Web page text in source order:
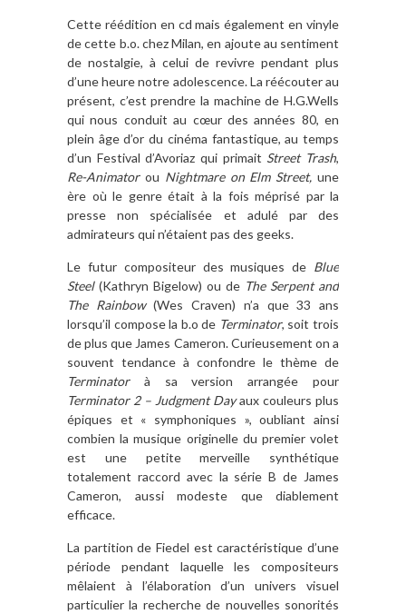
Cette réédition en cd mais également en vinyle
de cette b.o. chez Milan, en ajoute au sentiment
de nostalgie, à celui de revivre pendant plus
d’une heure notre adolescence. La réécouter au
présent, c’est prendre la machine de H.G.Wells
qui nous conduit au cœur des années 80, en
plein âge d’or du cinéma fantastique, au temps
d’un Festival d’Avoriaz qui primait Street Trash,
Re-Animatorou Nightmare on Elm Street, une
ère où le genre était à la fois méprisé par la
presse non spécialisée et adulé par des
admirateurs qui n’étaient pas des geeks.
Le futur compositeur des musiques de Blue
Steel(Kathryn Bigelow) ou de The Serpent and
The Rainbow(Wes Craven) n’a que 33 ans
lorsqu’il compose la b.o de Terminator, soit trois
de plus que James Cameron. Curieusement on a
souvent tendance à confondre le thème de
Terminatorà sa version arrangée pour
Terminator 2 – Judgment Dayaux couleurs plus
épiques et « symphoniques », oubliant ainsi
combien la musique originelle du premier volet
est une petite merveille synthétique
totalement raccord avec la série B de James
Cameron, aussi modeste que diablement
efficace.
La partition de Fiedel est caractéristique d’une
période pendant laquelle les compositeurs
mêlaient à l’élaboration d’un univers visuel
particulier la recherche de nouvelles sonorités